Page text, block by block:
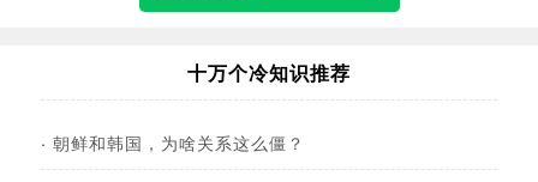
十万个冷知识推荐
· 朝鲜和韩国，为啥关系这么僵？